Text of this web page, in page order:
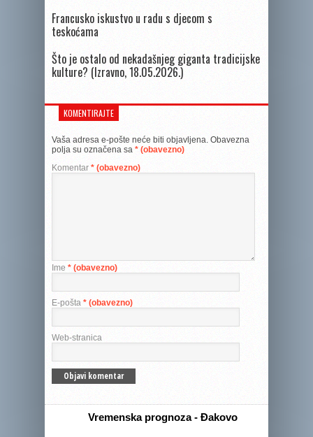
Francusko iskustvo u radu s djecom s
teskoćama
Što je ostalo od nekadašnjeg giganta tradicijske
kulture? (Izravno, 18.05.2026.)
KOMENTIRAJTE
Vaša adresa e-pošte neće biti objavljena. Obavezna
polja su označena sa * (obavezno)
Komentar * (obavezno)
Ime * (obavezno)
E-pošta * (obavezno)
Web-stranica
Vremenska prognoza - Đakovo